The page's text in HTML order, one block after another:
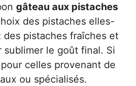
gâteau aux pistaches
des pistaches elles-
des pistaches fraîches et
sublimer le goût final. Si
celles provenant de
ou spécialisés.